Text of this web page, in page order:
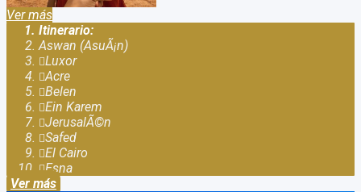
Ver más
Itinerario:
Aswan (AsuÃ¡n)
Luxor
Acre
Belen
Ein Karem
JerusalÃ©n
Safed
El Cairo
Esna
Ver más